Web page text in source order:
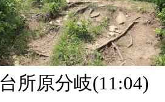
台所原分岐(11:04)